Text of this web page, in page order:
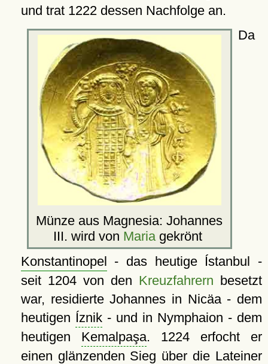
und trat 1222 dessen Nachfolge an.
Münze aus Magnesia: Johannes
III. wird von Mariagekrönt
Da
Konstantinopel - das heutige Ístanbul -
seit 1204 von den Kreuzfahrern besetzt
war, residierte Johannes in Nicäa - dem
heutigen Íznik- und in Nymphaion - dem
heutigen Kemalpaşa. 1224 erfocht er
einen glänzenden Sieg über die Lateiner